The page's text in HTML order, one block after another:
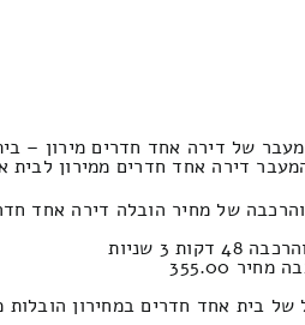
של דירה אחד חדרים מירון –
דירה אחד חדרים ממירון לבית אלעזרי 2400 –
של מחיר הובלה דירה אחד
דקות 3 שניות
355.00
של בית אחד חדרים במחירון הובלות